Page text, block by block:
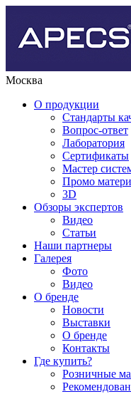
Москва
О продукции
Стандарты
Вопрос-ответ
Лаборатория
Сертификаты
Мастер
Промо
3D
Обзоры экспертов
Видео
Статьи
Наши партнеры
Галерея
Фото
Видео
О бренде
Новости
Выставки
О бренде
Контакты
Где купить?
Розничные